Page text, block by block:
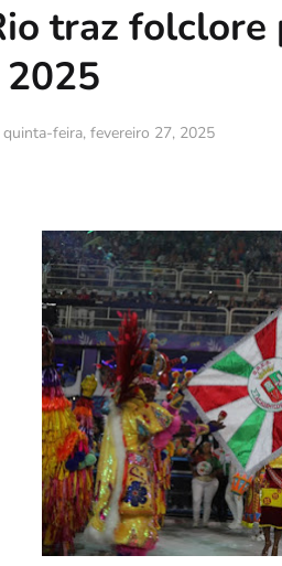
traz folclore
quinta-feira, fevereiro 27, 2025